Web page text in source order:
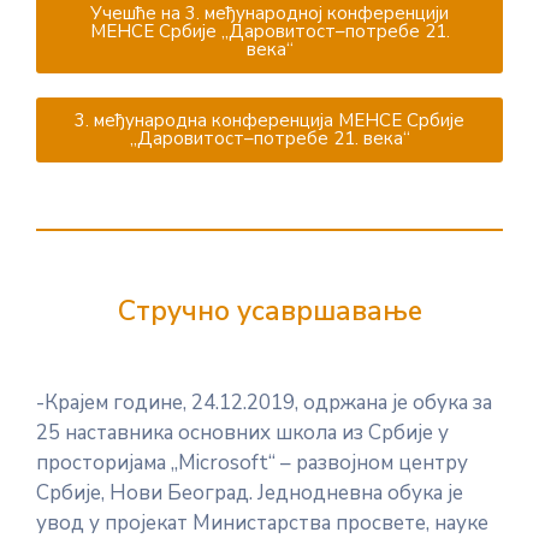
Учешће на 3. међународној конференцији
МЕНСЕ Србије ,,Даровитост–потребе 21.
века“
3. међународна конференција МЕНСЕ Србије
,,Даровитост–потребе 21. века“
Стручно усавршавање
-Крајем године, 24.12.2019, одржана је обука за
25 наставника основних школа из Србије у
просторијама ,,Microsoft“ – развојном центру
Србије, Нови Београд. Једнодневна обука је
увод у пројекат Министарства просвете, науке